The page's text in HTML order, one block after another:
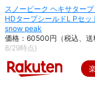
スノーピーク ヘキサター
HDタープシールドL Pセ
snow peak
価格：60500円（税込、送
8/29時点)